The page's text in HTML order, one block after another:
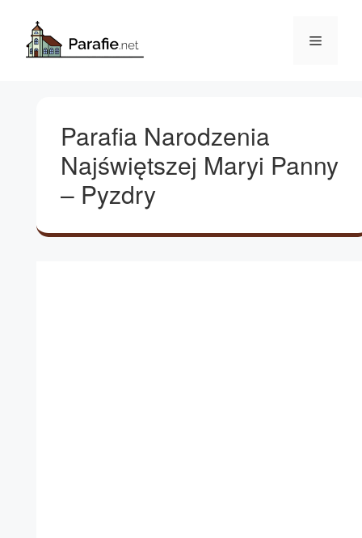
Menu
Parafia Narodzenia
Najświętszej Maryi Panny
– Pyzdry